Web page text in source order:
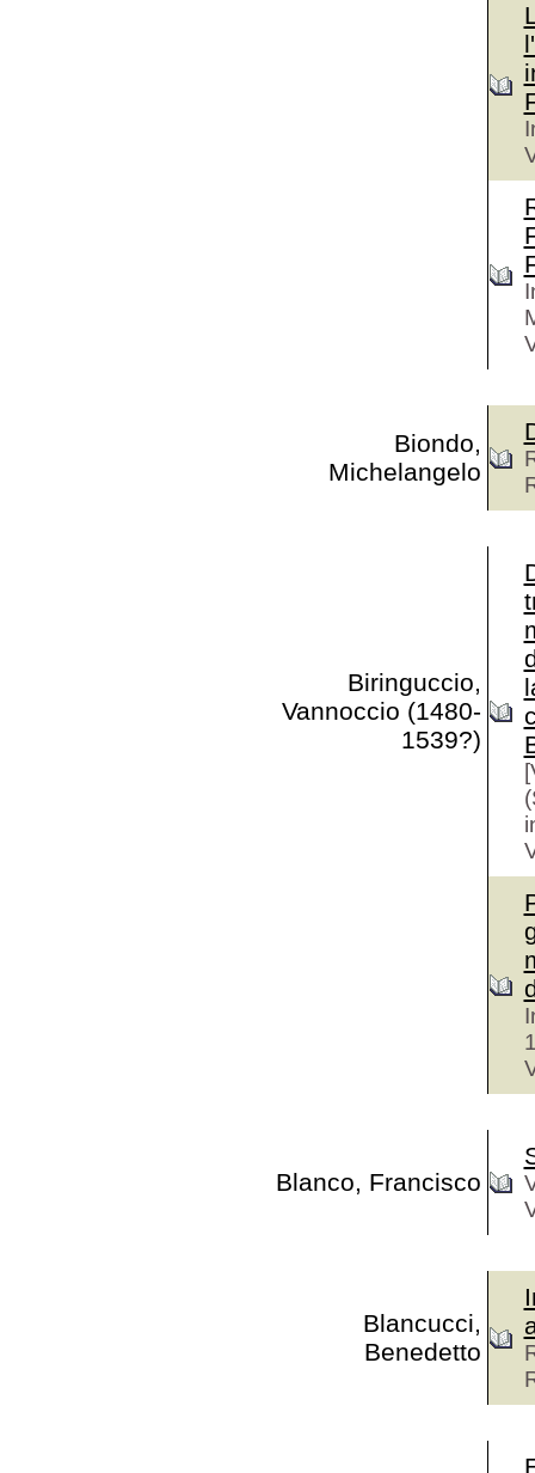
Biondo,
Michelangelo
Biringuccio,
Vannoccio (1480-
1539?)
Blanco, Francisco
Blancucci,
Benedetto